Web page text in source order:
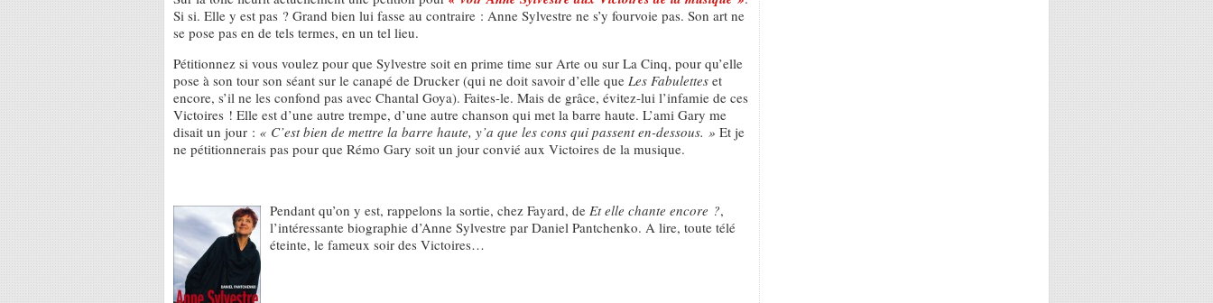
Si si. Elle y est pas ? Grand bien lui fasse au contraire : Anne Sylvestre ne s’y fourvoie pas. Son art ne
se pose pas en de tels termes, en un tel lieu.
Pétitionnez si vous voulez pour que Sylvestre soit en prime time sur Arte ou sur La Cinq, pour qu’elle
pose à son tour son séant sur le canapé de Drucker (qui ne doit savoir d’elle que Les Fabulettes et
encore, s’il ne les confond pas avec Chantal Goya). Faites-le. Mais de grâce, évitez-lui l’infamie de ces
Victoires ! Elle est d’une autre trempe, d’une autre chanson qui met la barre haute. L’ami Gary me
disait un jour : « C’est bien de mettre la barre haute, y’a que les cons qui passent en-dessous. » Et je
ne pétitionnerais pas pour que Rémo Gary soit un jour convié aux Victoires de la musique.
Pendant qu’on y est, rappelons la sortie, chez Fayard, de Et elle chante encore ?,
l’intéressante biographie d’Anne Sylvestre par Daniel Pantchenko. A lire, toute télé
éteinte, le fameux soir des Victoires…